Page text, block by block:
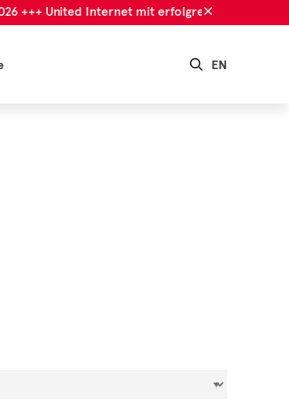
United Internet mit erfolgreichem 1.
EN